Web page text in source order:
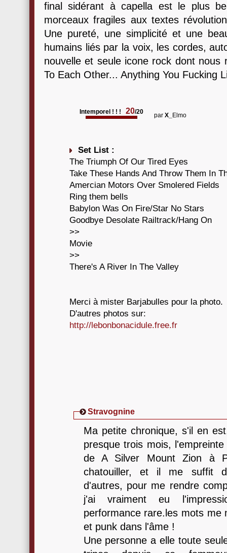
final sidérant à capella est le plus
morceaux fragiles aux textes
Une pureté, une simplicité et une
humains liés par la voix, les cordes,
nouvelle et seule icone rock dont nous
To Each Other... Anything You Fucking
Intemporel ! ! ! 20/20 par X_ Elmo
Set List :
The Triumph Of Our Tired Eyes
Take These Hands And Throw Them In
Amercian Motors Over Smolered Fields
Ring them bells
Babylon Was On Fire/Star No Stars
Goodbye Desolate Railtrack/Hang On
>>
Movie
>>
There's A River In The Valley
Merci à mister Barjabulles pour la photo.
D'autres photos sur:
http://lebonbonacidule.free.fr
Stravognine
Ma petite chronique, s'il en
presque trois mois,
de A Silver Mount Zion à
chatouiller, et il me suffit
d'autres, pour me rendre
j'ai vraiment eu
performance rare.les mots me
et punk dans l'âme !
Une personne a elle toute